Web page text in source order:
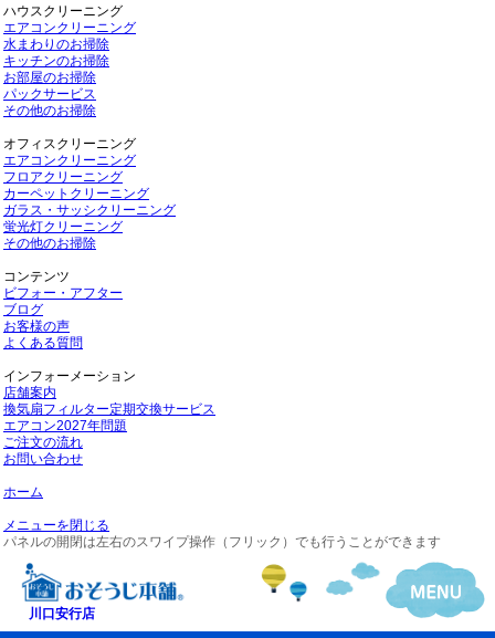
ハウスクリーニング
エアコンクリーニング
水まわりのお掃除
キッチンのお掃除
お部屋のお掃除
パックサービス
その他のお掃除
オフィスクリーニング
エアコンクリーニング
フロアクリーニング
カーペットクリーニング
ガラス・サッシクリーニング
蛍光灯クリーニング
その他のお掃除
コンテンツ
ビフォー・アフター
ブログ
お客様の声
よくある質問
インフォーメーション
店舗案内
換気扇フィルター定期交換サービス
エアコン2027年問題
ご注文の流れ
お問い合わせ
ホーム
メニューを閉じる
パネルの開閉は左右のスワイプ操作（フリック）でも行うことができます
川口安行店